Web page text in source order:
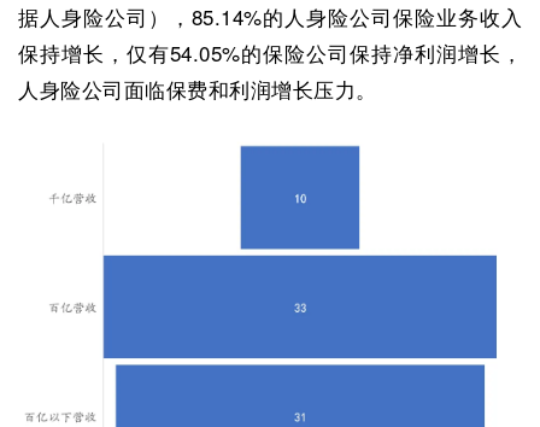
据人身险公司），85.14%的人身险公司保险业务收入
保持增长，仅有54.05%的保险公司保持净利润增长，
人身险公司面临保费和利润增长压力。